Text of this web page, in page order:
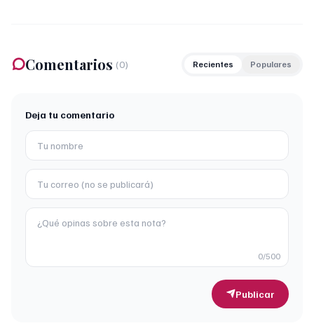
Comentarios (0) Recientes Populares
Deja tu comentario
0/500
Publicar